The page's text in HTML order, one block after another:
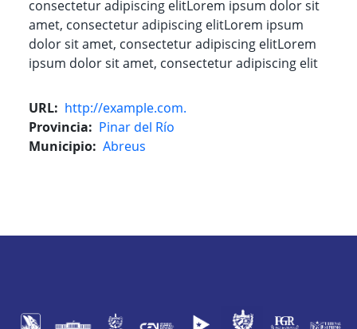
consectetur adipiscing elitLorem ipsum dolor sit
amet, consectetur adipiscing elitLorem ipsum
dolor sit amet, consectetur adipiscing elitLorem
ipsum dolor sit amet, consectetur adipiscing elit
URL
http://example.com.
Provincia
Pinar del Río
Municipio Abreus